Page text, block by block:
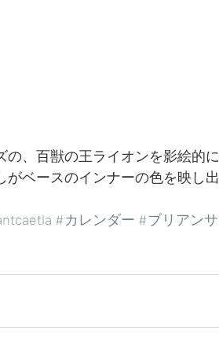
の、百獣の王ライオンを影絵的
がベースのインナーの色を映し
#カレンダー #ブリアン